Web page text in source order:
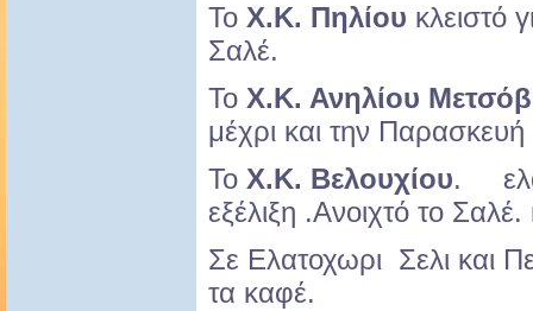
Το Χ.Κ. Πηλίου κλειστό
Σαλέ.
Το Χ.Κ. Ανηλίου
μέχρι και την
Το Χ.Κ. Βελουχίου.
εξέλιξη .Ανοιχτό το Σαλέ.
Σε Ελατοχωρι Σελι και
τα καφέ.